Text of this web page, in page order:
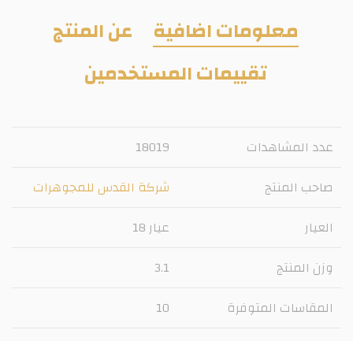
معلومات اضافية
عن المنتج
تقييمات المستخدمين
عدد المشاهدات
18019
صاحب المنتج
شركة القدس للمجوهرات
العيار
عيار 18
وزن المنتج
3.1
المقاسات المتوفرة
10